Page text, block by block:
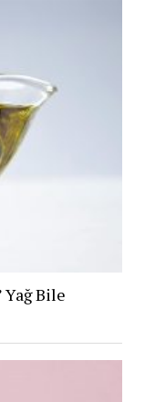
Bile